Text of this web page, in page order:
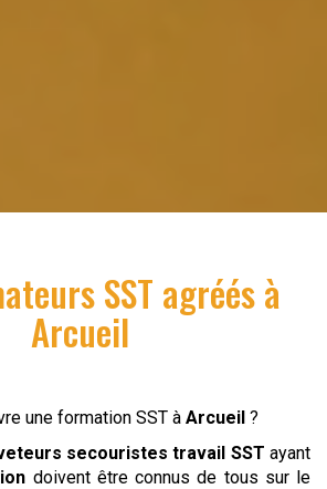
SST agréés à
Arcueil
une formation SST à Arcueil ?
secouristes travail SST ayant
doivent être connus de tous sur le